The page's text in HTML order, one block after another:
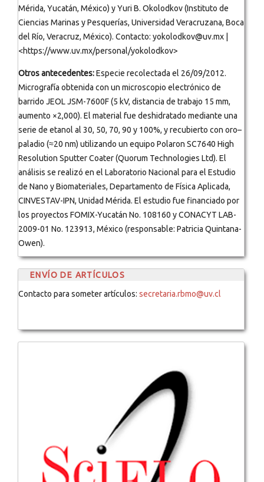
Mérida, Yucatán, México) y Yuri B. Okolodkov (Instituto de
Ciencias Marinas y Pesquerías, Universidad Veracruzana, Boca
del Río, Veracruz, México). Contacto: yokolodkov@uv.mx |
<https://www.uv.mx/personal/yokolodkov>
Otros antecedentes:Especie recolectada el 26/09/2012.
Micrografía obtenida con un microscopio electrónico de
barrido JEOL JSM-7600F (5 kV, distancia de trabajo 15 mm,
aumento ×2,000). El material fue deshidratado mediante una
serie de etanol al 30, 50, 70, 90 y 100%, y recubierto con oro–
paladio (≈20 nm) utilizando un equipo Polaron SC7640 High
Resolution Sputter Coater (Quorum Technologies Ltd). El
análisis se realizó en el Laboratorio Nacional para el Estudio
de Nano y Biomateriales, Departamento de Física Aplicada,
CINVESTAV-IPN, Unidad Mérida. El estudio fue financiado por
los proyectos FOMIX-Yucatán No. 108160 y CONACYT LAB-
2009-01 No. 123913, México (responsable: Patricia Quintana-
Owen).
ENVÍO DE ARTÍCULOS
Contacto para someter artículos: secretaria.rbmo@uv.cl